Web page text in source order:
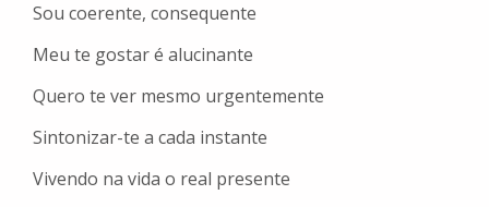
Sou coerente, consequente
Meu te gostar é alucinante
Quero te ver mesmo urgentemente
Sintonizar-te a cada instante
Vivendo na vida o real presente